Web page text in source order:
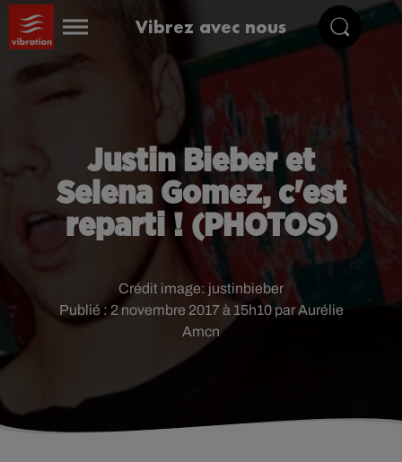
Vibrez avec nous
Justin Bieber et
Selena Gomez, c'est
reparti ! (PHOTOS)
Publié : 2 novembre 2017 à 15h10 par Aurélie
Amcn
Crédit image: justinbieber